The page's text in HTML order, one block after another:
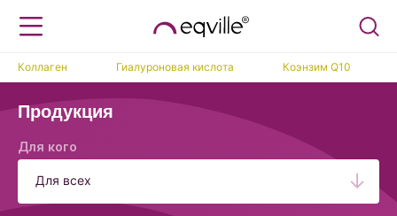
Коллаген Гиалуроновая кислота Коэнзим Q10
Продукция
Для кого
Для всех